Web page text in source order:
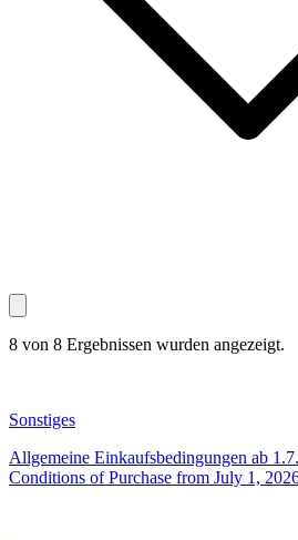
8 von 8 Ergebnissen wurden angezeigt.
Sonstiges
Allgemeine Einkaufsbedingungen ab
Conditions of Purchase from July 1,